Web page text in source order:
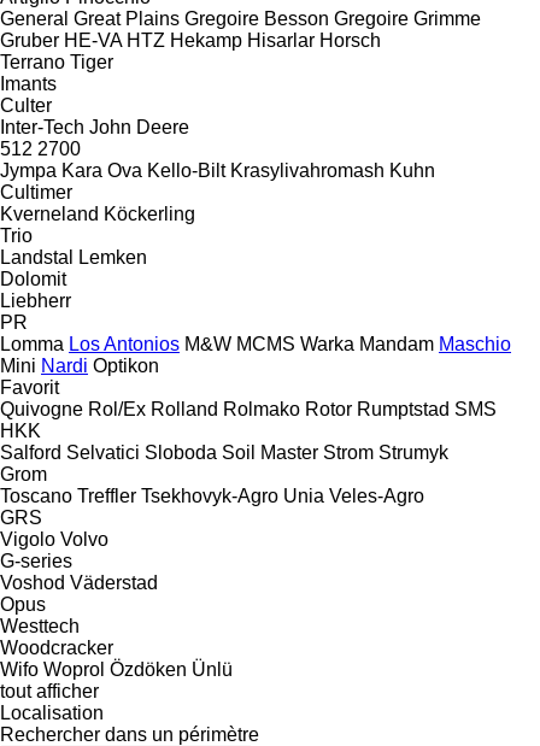
General Great Plains Gregoire Besson Gregoire Grimme
Gruber HE-VA HTZ Hekamp Hisarlar Horsch
Terrano Tiger
Imants
Culter
Inter-Tech John Deere
512 2700
Jympa Kara Ova Kello-Bilt Krasylivahromash Kuhn
Cultimer
Kverneland Köckerling
Trio
Landstal
Lemken
Dolomit
Liebherr
PR
Lomma Los Antonios M&W MCMS Warka Mandam Maschio
Mini Nardi Optikon
Favorit
Quivogne Rol/Ex Rolland Rolmako Rotor Rumptstad SMS
HKK
Salford Selvatici Sloboda Soil Master Strom Strumyk
Grom
Toscano Treffler Tsekhovyk-Agro Unia Veles-Agro
GRS
Vigolo Volvo
G-series
Voshod Väderstad
Opus
Westtech
Woodcracker
Wifo Woprol Özdöken Ünlü
tout afficher
Localisation
Rechercher dans un périmètre